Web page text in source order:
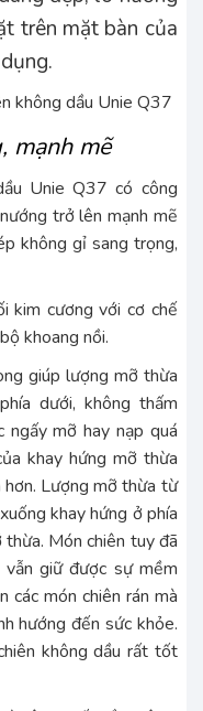
trên mặt bàn của
mạnh mẽ
Unie Q37 có công
trở lên mạnh mẽ
không gỉ sang trọng,
kim cương với cơ chế
khoang nồi.
giúp lượng mỡ thừa
dưới, không thấm
ngấy mỡ hay nạp quá
khay hứng mỡ thừa
hơn. Lượng mỡ thừa từ
khay hứng ở phía
Món chiên tuy đã
giữ được sự mềm
các món chiên rán mà
hướng đến sức khỏe.
không dầu rất tốt